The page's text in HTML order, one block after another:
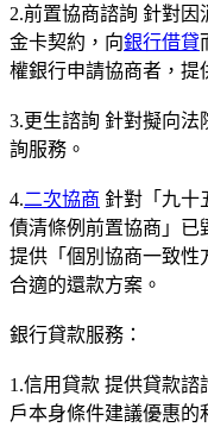
2.前置協商諮詢 針對
金卡契約，向銀行借貸
權銀行申請協商者，提
3.更生諮詢 針對擬向
詢服務。
4.二次協商 針對「九十
債清條例前置協商」已
提供「個別協商一致性
合適的還款方案。
銀行貸款服務：
1.信用貸款 提供貸款
戶本身條件建議優惠的